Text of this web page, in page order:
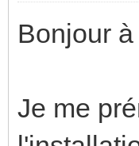
Bonjour
Je me